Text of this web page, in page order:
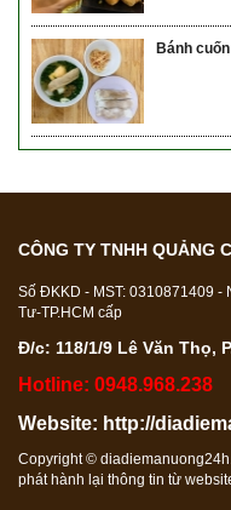
Bánh
CÔNG TY TNHH QUẢNG
Số ĐKKD - MST: 0310871409 -
Tư-TP.HCM cấp
Đ/c: 118/1/9 Lê Văn Thọ,
Hotline: 0948.968.238
Website: http://
Copyright ©
phát hành lại thông tin từ